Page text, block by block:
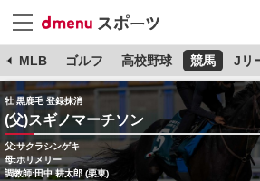
MLB ゴルフ 高校野球 競馬 Jリ
牡 黒鹿毛 登録抹消
(父)スギノマーチソン
父:サクラシンゲキ
母:ホリメリー
調教師:田中 耕太郎 (栗東)